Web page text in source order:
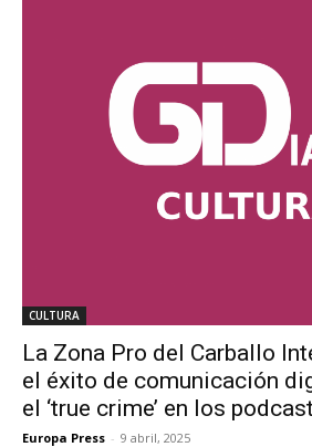
CULTURA
La Zona Pro del Carballo
el éxito de comunicación
el ‘true crime’ en los podcast
Europa Press - 9 abril, 2025